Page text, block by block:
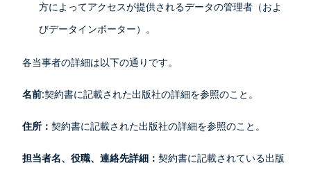
方によってアクセスが提供されるデータの管理者（およ
びデータインポーター）。
各当事者の詳細は以下の通りです。
名前:契約書に記載された出版社の詳細を参照のこと。
住所： 契約書に記載された出版社の詳細を参照のこと 。
担当者名、役職、連絡先詳細： 契約書に記載されている出版